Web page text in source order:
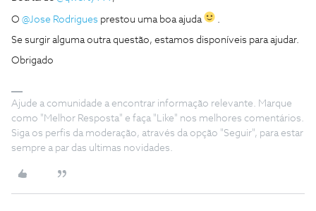
O @Jose Rodrigues prestou uma boa ajuda .
Se surgir alguma outra questão, estamos disponíveis para ajudar.
Obrigado
Ajude a comunidade a encontrar informação relevante. Marque
como "Melhor Resposta" e faça "Like" nos melhores comentários.
Siga os perfis da moderação, através da opção "Seguir", para estar
sempre a par das ultimas novidades.